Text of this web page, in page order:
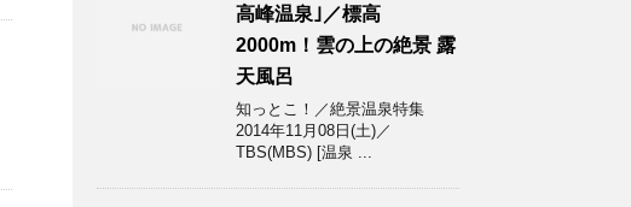
高峰温泉｣／標高
2000m！雲の上の絶景 露
天風呂
知っとこ！／絶景温泉特集
2014年11月08日(土)／
TBS(MBS) [温泉 ...